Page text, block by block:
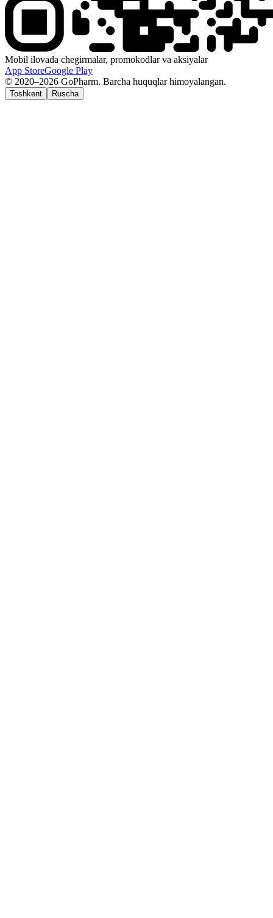
Mobil ilovada chegirmalar, promokodlar va aksiyalar
App StoreGoogle Play
© 2020–2026 GoPharm. Barcha huquqlar himoyalangan.
Toshkent Ruscha